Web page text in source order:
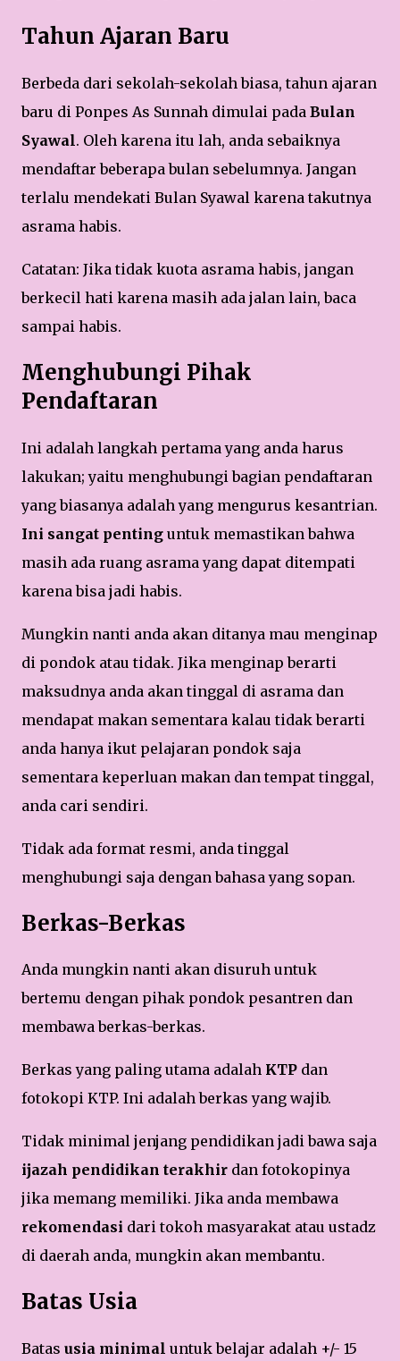
Tahun Ajaran Baru
Berbeda dari sekolah-sekolah biasa, tahun ajaran
baru di Ponpes As Sunnah dimulai pada Bulan
Syawal. Oleh karena itu lah, anda sebaiknya
mendaftar beberapa bulan sebelumnya. Jangan
terlalu mendekati Bulan Syawal karena takutnya
asrama habis.
Catatan: Jika tidak kuota asrama habis, jangan
berkecil hati karena masih ada jalan lain, baca
sampai habis.
Menghubungi Pihak
Pendaftaran
Ini adalah langkah pertama yang anda harus
lakukan; yaitu menghubungi bagian pendaftaran
yang biasanya adalah yang mengurus kesantrian.
Ini sangat penting untuk memastikan bahwa
masih ada ruang asrama yang dapat ditempati
karena bisa jadi habis.
Mungkin nanti anda akan ditanya mau menginap
di pondok atau tidak. Jika menginap berarti
maksudnya anda akan tinggal di asrama dan
mendapat makan sementara kalau tidak berarti
anda hanya ikut pelajaran pondok saja
sementara keperluan makan dan tempat tinggal,
anda cari sendiri.
Tidak ada format resmi, anda tinggal
menghubungi saja dengan bahasa yang sopan.
Berkas-Berkas
Anda mungkin nanti akan disuruh untuk
bertemu dengan pihak pondok pesantren dan
membawa berkas-berkas.
Berkas yang paling utama adalah KTP dan
fotokopi KTP. Ini adalah berkas yang wajib.
Tidak minimal jenjang pendidikan jadi bawa saja
ijazah pendidikan terakhir dan fotokopinya
jika memang memiliki. Jika anda membawa
rekomendasi dari tokoh masyarakat atau ustadz
di daerah anda, mungkin akan membantu.
Batas Usia
Batas usia minimal untuk belajar adalah +/- 15